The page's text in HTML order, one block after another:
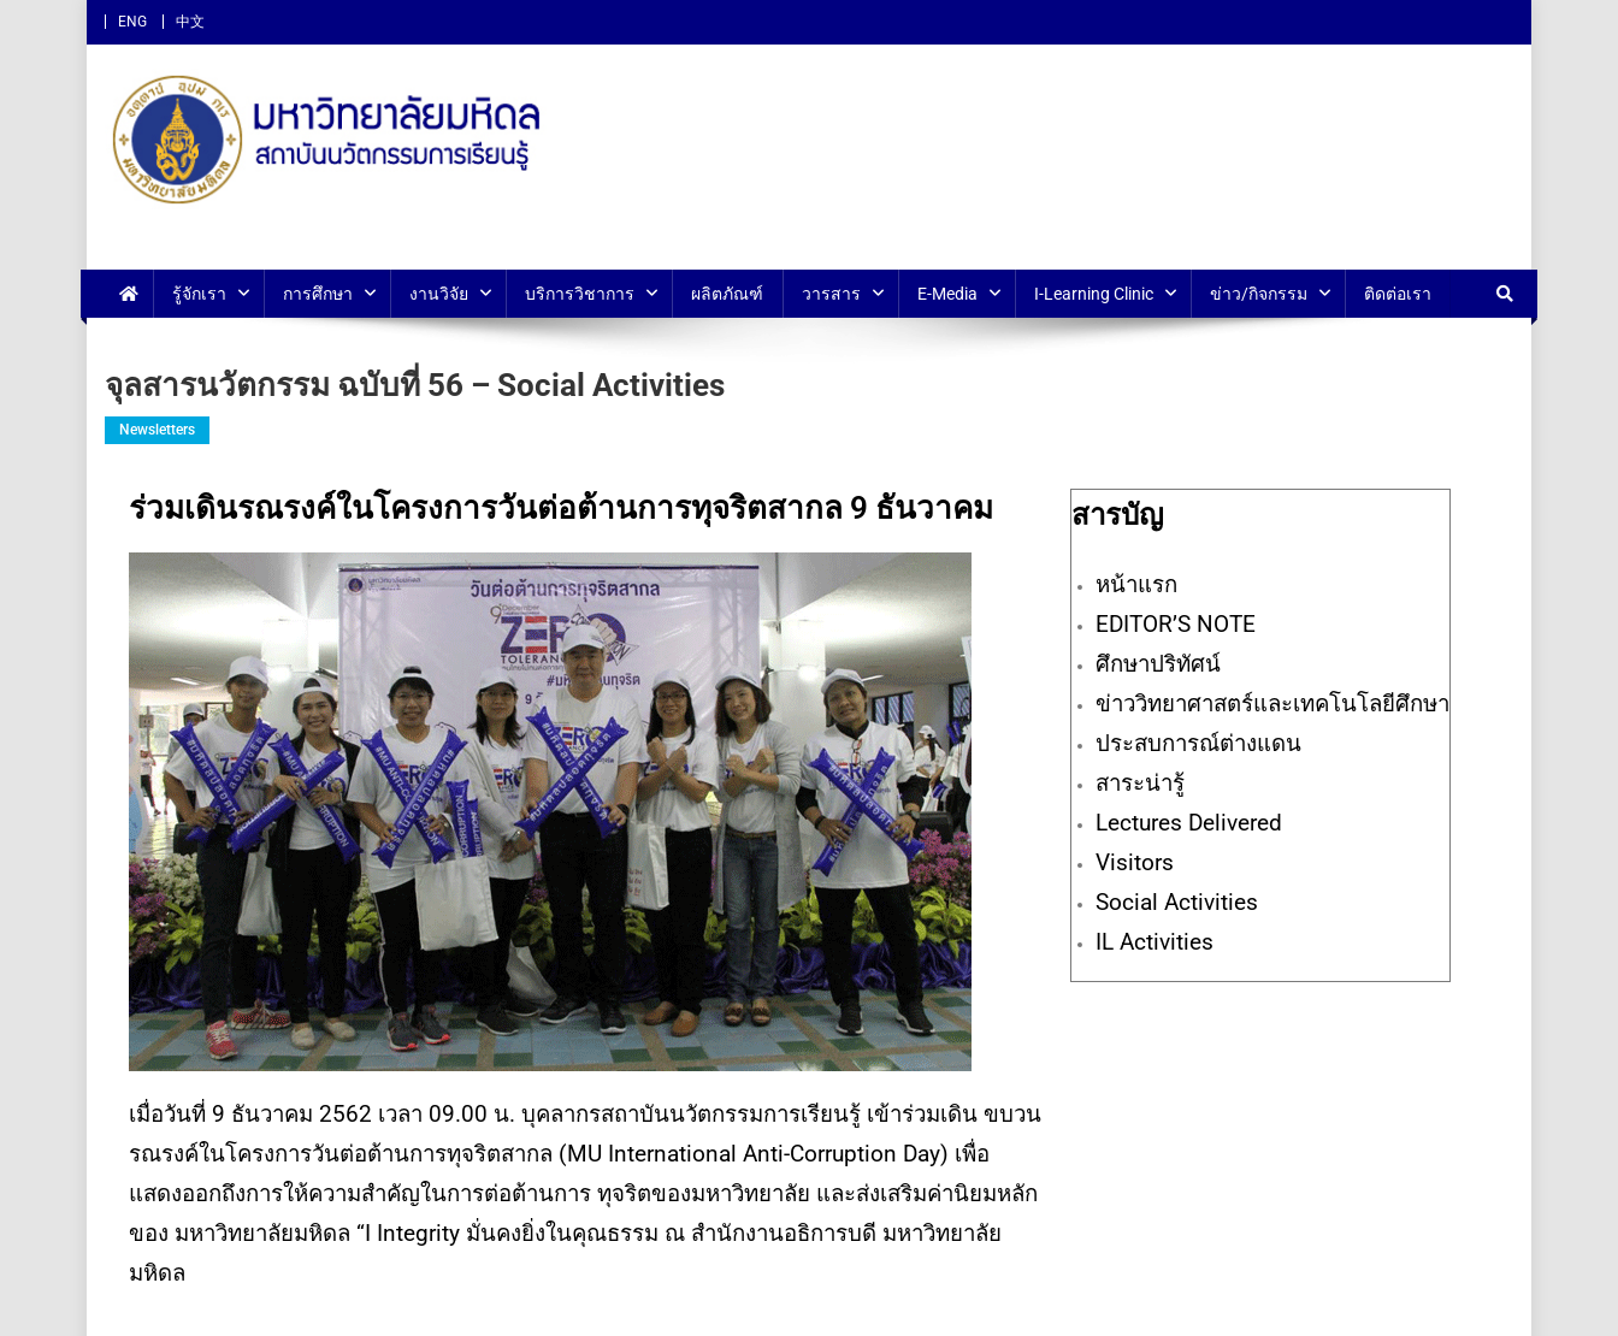
ENG 中文
สถาบันนวัตกรรมการเรียนรู้ ม.มหิดล
รู้จักเรา การศึกษา งานวิจัย บริการวิชาการ ผลิตภัณฑ์ วารสาร E-Media I-Learning Clinic ข่าว/กิจกรรม ติดต่อเรา
จุลสารนวัตกรรม ฉบับที่ 56 – Social Activities
Newsletters
ร่วมเดินรณรงค์ในโครงการวันต่อต้านการทุจริตสากล 9 ธันวาคม
เมื่อวันที่ 9 ธันวาคม 2562 เวลา 09.00 น. บุคลากรสถาบันนวัตกรรมการเรียนรู้ เข้าร่วมเดิน ขบวน
รณรงค์ในโครงการวันต่อต้านการทุจริตสากล (MU International Anti-Corruption Day) เพื่อ
แสดงออกถึงการให้ความสำคัญในการต่อต้านการ ทุจริตของมหาวิทยาลัย และส่งเสริมค่านิยมหลัก
ของ มหาวิทยาลัยมหิดล “I Integrity มั่นคงยิ่งในคุณธรรม ณ สำนักงานอธิการบดี มหาวิทยาลัย
มหิดล
สารบัญ
หน้าแรก
EDITOR’S NOTE
ศึกษาปริทัศน์
ข่าววิทยาศาสตร์และเทคโนโลยีศึกษา
ประสบการณ์ต่างแดน
สาระน่ารู้
Lectures Delivered
Visitors
Social Activities
IL Activities